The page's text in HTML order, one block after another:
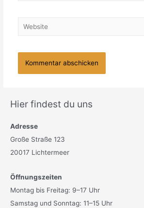
Website
Hier findest du uns
Adresse
Große Straße 123
20017 Lichtermeer
Öffnungszeiten
Montag bis Freitag: 9–17 Uhr
Samstag und Sonntag: 11–15 Uhr